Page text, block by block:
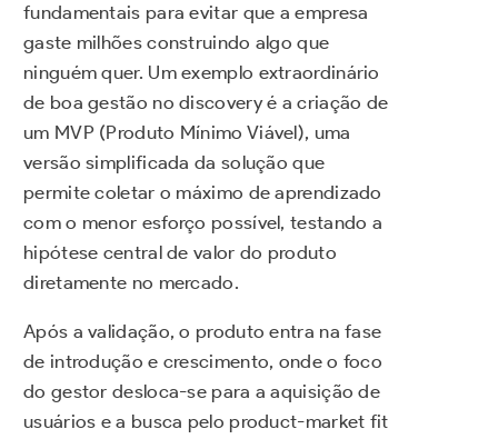
fundamentais para evitar que a empresa
gaste milhões construindo algo que
ninguém quer. Um exemplo extraordinário
de boa gestão no discovery é a criação de
um MVP (Produto Mínimo Viável), uma
versão simplificada da solução que
permite coletar o máximo de aprendizado
com o menor esforço possível, testando a
hipótese central de valor do produto
diretamente no mercado.
Após a validação, o produto entra na fase
de introdução e crescimento, onde o foco
do gestor desloca-se para a aquisição de
usuários e a busca pelo product-market fit